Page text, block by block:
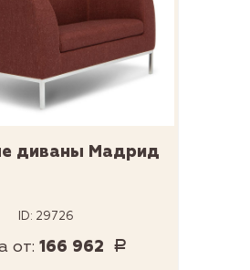
диваны Мадрид
ID: 29726
от: 166 962 Р